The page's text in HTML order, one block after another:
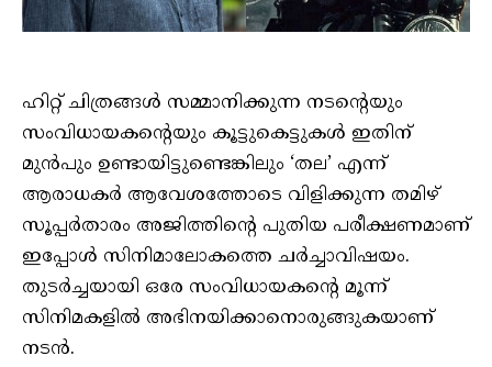
ഹിറ്റ് ചിത്രങ്ങൾ സമ്മാനിക്കുന്ന നടന്റെയും
സംവിധായകന്റെയും കൂട്ടുകെട്ടുകൾ ഇതിന്
മുൻപും ഉണ്ടായിട്ടുണ്ടെങ്കിലും ‘തല’ എന്ന്
ആരാധകർ ആവേശത്തോടെ വിളിക്കുന്ന തമിഴ്
സൂപ്പർതാരം അജിത്തിന്റെ പുതിയ പരീക്ഷണമാണ്
ഇപ്പോൾ സിനിമാലോകത്തെ ചർച്ചാവിഷയം.
തുടര്‍ച്ചയായി ഒരേ സംവിധായകന്‍റെ മൂന്ന്
സിനിമകളില്‍ അഭിനയിക്കാനൊരുങ്ങുകയാണ്
നടന്‍.